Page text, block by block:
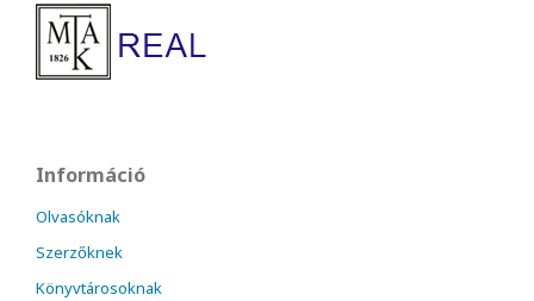
Információ
Olvasóknak
Szerzőknek
Könyvtárosoknak